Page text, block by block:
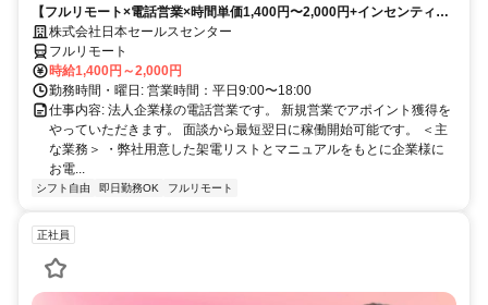
で家庭と仕事の両立を実現
【フルリモート×電話営業×時間単価1,400円〜2,000円+インセンティブ
あり】 ＜ママさん、未経験活躍中＞ 完全在宅の電話営業で家庭と仕事の
両立を実現
株式会社日本セールスセンター
フルリモート
時給1,400円～2,000円
勤務時間・曜日: 営業時間：平日9:00〜18:00
仕事内容: 法人企業様の電話営業です。 新規営業でアポイント獲得を
やっていただきます。 面談から最短翌日に稼働開始可能です。 ＜主
な業務＞ ・弊社用意した架電リストとマニュアルをもとに企業様に
お電...
シフト自由 即日勤務OK フルリモート
正社員